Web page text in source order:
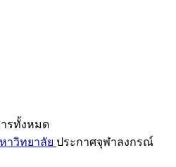
รทั้งหมด
าวิทยาลัย ประกาศจุฬาลงกรณ์